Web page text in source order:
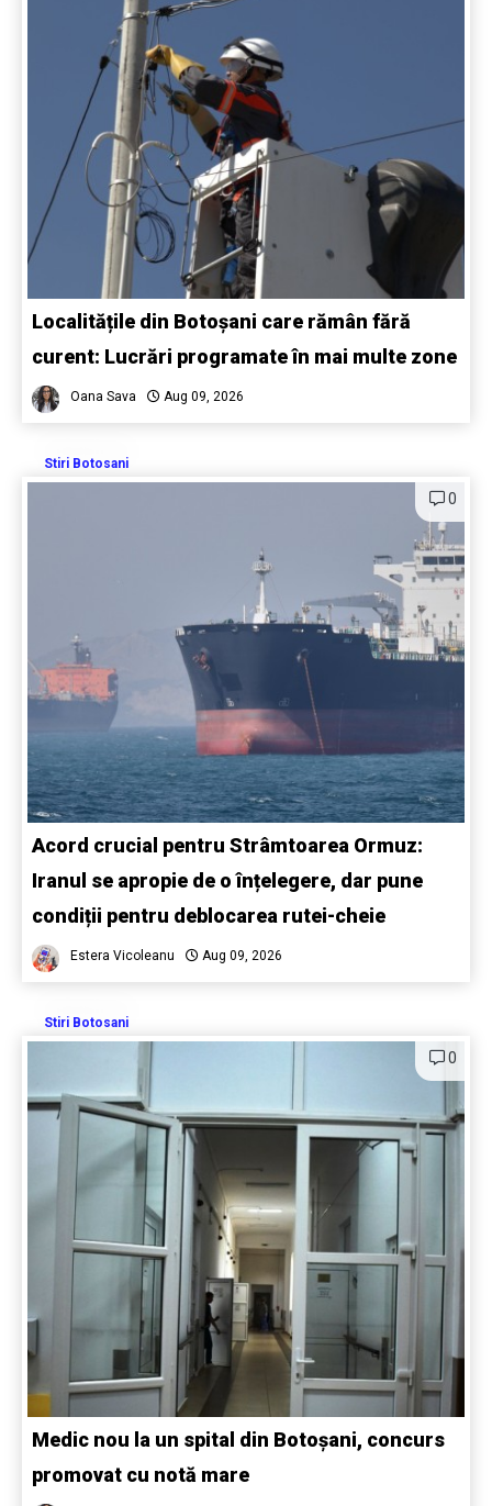
Localitățile din Botoșani care rămân fără
curent: Lucrări programate în mai multe zone
Oana Sava Aug 09, 2026
Stiri Botosani
0
Acord crucial pentru Strâmtoarea Ormuz:
Iranul se apropie de o înțelegere, dar pune
condiții pentru deblocarea rutei-cheie
Estera Vicoleanu Aug 09, 2026
Stiri Botosani
0
Medic nou la un spital din Botoșani, concurs
promovat cu notă mare